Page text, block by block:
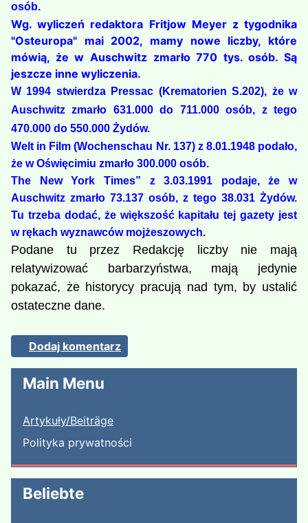
Main Menu
Artykuły/Beiträge
Polityka prywatności
Beliebte
osób.
Wg. wyliczeń redaktora Fritjow Meyer z tygodnika
"Osteuropa" mai 2002, mamy nowe liczby, które
mówią, że w Auschwitz zmarło 770 tys. osób. Są
jeszcze inne wyliczenia.
W 1994 stwierdza Pressac (Krematorien S.202), że w
Auschwitz zmarło 631.000 do 711.000 osób, z tego
470.000 do 550.000 Żydów.
Welt in Film (Wochenschau Nr. 137) z 8.01.1948 podało,
że w Oświęcimiu zmarło 300.000 osób.
The New York Times” z 3.03.1991 podaje, że w
Auschwitz zmarło 73.137 osób, z tego 38.031 Żydów.
Tu trzeba dodać, że większość kapitału tej gazety jest
w rękach wyznawców mojżeszowych.
Podane tu przez Redakcję liczby nie mają
relatywizować barbarzyństwa, mają jedynie
pokazać, że historycy pracują nad tym, by ustalić
ostateczne dane.
Dodaj komentarz